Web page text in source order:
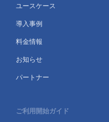
ユースケース
導入事例
料金情報
お知らせ
パートナー
ご利用開始ガイド